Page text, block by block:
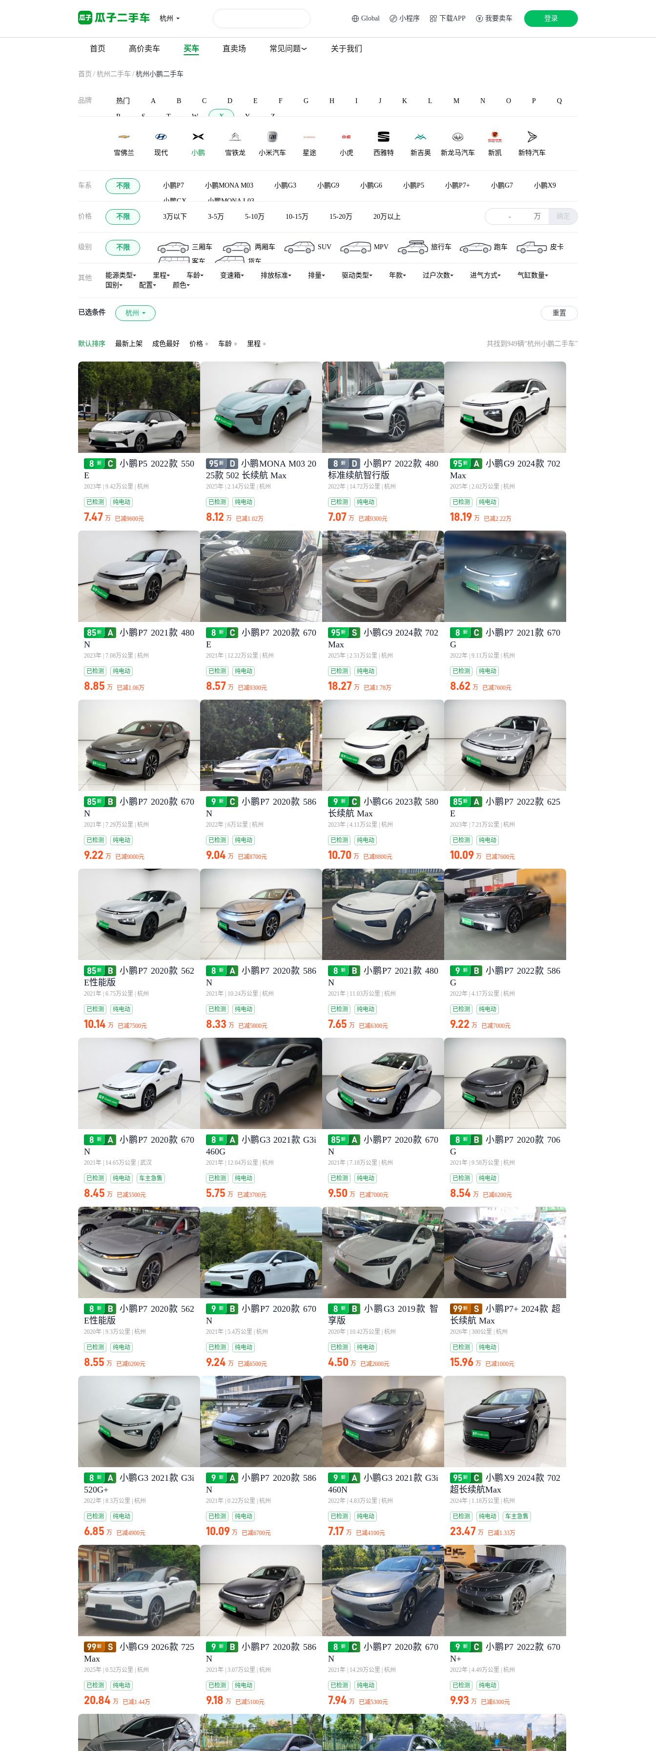
杭州 Global 小程序 下载APP 我要卖车 登录
首页 高价卖车 买车 直卖场 常见问题 关于我们
首页 / 杭州二手车 / 杭州小鹏二手车
品牌 热门 A B C D E F G H I J K L M N O P Q
R S T W X Y Z
雪佛兰 现代 小鹏 雪铁龙 小米汽车 星途 小虎 西雅特 新吉奥 新龙马汽车 新凯 新特汽车
车系 不限 小鹏P7 小鹏MONA M03 小鹏G3 小鹏G9 小鹏G6 小鹏P5 小鹏P7+ 小鹏G7 小鹏X9
小鹏GX 小鹏MONA L03
价格 不限 3万以下 3-5万 5-10万 10-15万 15-20万 20万以上 - 万 确定
级别 不限 三厢车 两厢车 SUV MPV 旅行车 跑车
皮卡
客车
货车
其他 能源类型 里程 车龄 变速箱 排放标准 排量 驱动类型 年款 过户次数 进气方式
气缸数量
国别
配置 颜色
已选条件 杭州 重置
默认排序 最新上架 成色最好 价格 车龄 里程 共找到949辆“杭州小鹏二手车”
小鹏P5 2022款 550
E
2023年 9.42万公里 杭州
已检测 纯电动
7.47 万 已减9600元
小鹏MONA M03 20
25款 502 长续航 Max
2025年 2.14万公里 杭州
已检测 纯电动
8.12 万 已减1.02万
小鹏P7 2022款 480
标准续航智行版
2022年 14.72万公里 杭州
已检测 纯电动
7.07 万 已减9300元
小鹏G9 2024款 702
Max
2025年 2.02万公里 杭州
已检测 纯电动
18.19 万 已减2.22万
小鹏P7 2021款 480
N
2023年 7.08万公里 杭州
已检测 纯电动
8.85 万 已减1.06万
小鹏P7 2020款 670
E
2021年 12.22万公里 杭州
已检测 纯电动
8.57 万 已减9300元
小鹏G9 2024款 702
Max
2025年 2.51万公里 杭州
已检测 纯电动
18.27 万 已减1.78万
小鹏P7 2021款 670
G
2022年 9.11万公里 杭州
已检测 纯电动
8.62 万 已减7600元
小鹏P7 2020款 670
N
2021年 7.29万公里 杭州
已检测 纯电动
9.22 万 已减9000元
小鹏P7 2020款 586
N
2022年 6万公里 杭州
已检测 纯电动
9.04 万 已减8700元
小鹏G6 2023款 580
长续航 Max
2023年 4.11万公里 杭州
已检测 纯电动
10.70 万 已减8800元
小鹏P7 2022款 625
E
2023年 7.21万公里 杭州
已检测 纯电动
10.09 万 已减7600元
小鹏P7 2020款 562
E性能版
2021年 6.75万公里 杭州
已检测 纯电动
10.14 万 已减7500元
小鹏P7 2020款 586
N
2021年 10.24万公里 杭州
已检测 纯电动
8.33 万 已减5800元
小鹏P7 2021款 480
N
2021年 11.03万公里 杭州
已检测 纯电动
7.65 万 已减6300元
小鹏P7 2022款 586
G
2022年 4.17万公里 杭州
已检测 纯电动
9.22 万 已减7000元
小鹏P7 2020款 670
N
2021年 14.65万公里 武汉
已检测 纯电动 车主急售
8.45 万 已减5500元
小鹏G3 2021款 G3i
460G
2021年 12.04万公里 杭州
已检测 纯电动
5.75 万 已减3700元
小鹏P7 2020款 670
N
2021年 7.18万公里 杭州
已检测 纯电动
9.50 万 已减7000元
小鹏P7 2020款 706
G
2021年 9.58万公里 杭州
已检测 纯电动
8.54 万 已减6200元
小鹏P7 2020款 562
E性能版
2020年 9.3万公里 杭州
已检测 纯电动
8.55 万 已减6200元
小鹏P7 2020款 670
N
2021年 5.4万公里 杭州
已检测 纯电动
9.24 万 已减6500元
小鹏G3 2019款 智
享版
2020年 10.42万公里 杭州
已检测 纯电动
4.50 万 已减2600元
小鹏P7+ 2024款 超
长续航 Max
2026年 300公里 杭州
已检测 纯电动
15.96 万 已减1000元
小鹏G3 2021款 G3i
520G+
2022年 8.3万公里 杭州
已检测 纯电动
6.85 万 已减4900元
小鹏P7 2020款 586
N
2021年 0.22万公里 杭州
已检测 纯电动
10.09 万 已减6700元
小鹏G3 2021款 G3i
460N
2022年 4.83万公里 杭州
已检测 纯电动
7.17 万 已减4100元
小鹏X9 2024款 702
超长续航Max
2024年 1.18万公里 杭州
已检测 纯电动 车主急售
23.47 万 已减1.33万
小鹏G9 2026款 725
Max
2025年 0.52万公里 杭州
已检测 纯电动
20.84 万 已减1.44万
小鹏P7 2020款 586
N
2021年 3.07万公里 杭州
已检测 纯电动
9.18 万 已减5100元
小鹏P7 2020款 670
N
2021年 14.29万公里 杭州
已检测 纯电动
7.94 万 已减5300元
小鹏P7 2022款 670
N+
2022年 4.49万公里 杭州
已检测 纯电动
9.93 万 已减6300元